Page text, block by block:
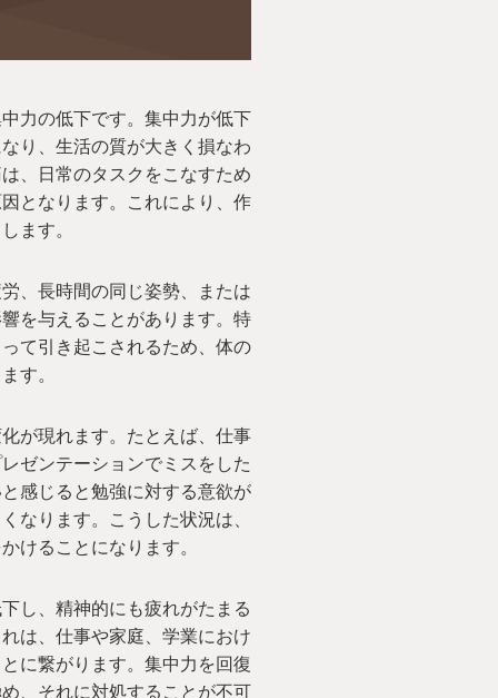
力の低下です。集中力が低下
り、生活の質が大きく損なわ
、日常のタスクをこなすため
となります。これにより、作
ます。
、長時間の同じ姿勢、または
を与えることがあります。特
て引き起こされるため、体の
す。
が現れます。たとえば、仕事
ゼンテーションでミスをした
感じると勉強に対する意欲が
なります。こうした状況は、
けることになります。
し、精神的にも疲れがたまる
は、仕事や家庭、学業におけ
に繋がります。集中力を回復
、それに対処することが不可